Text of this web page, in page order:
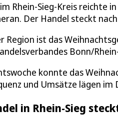
Rhein-Sieg-Kreis reichte
Der Handel steckt
Region ist das
Bonn/
konnte das
und Umsätze lägen
in Rhein-Sieg